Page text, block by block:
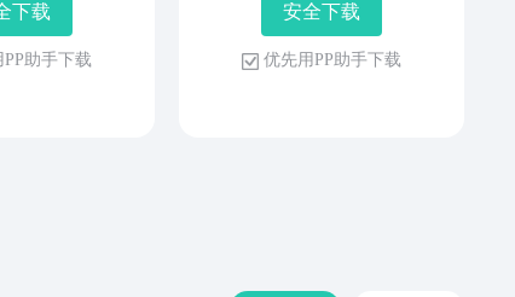
下 载
P P 助 手 下 载
安 全 下 载
优 先 用 P P 助 手 下 载